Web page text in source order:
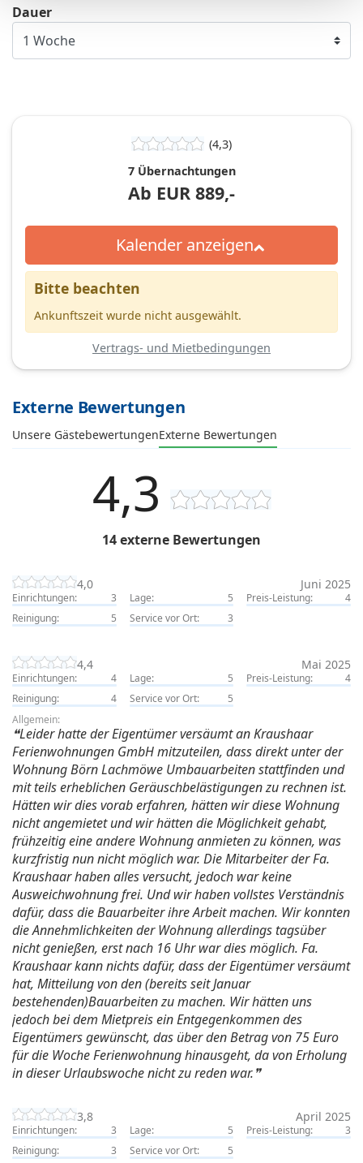
Dauer
(4,3)
7 Übernachtungen
Ab EUR 889,-
Kalender anzeigen
Bitte beachten
Ankunftszeit wurde nicht ausgewählt.
Vertrags- und Mietbedingungen
Externe Bewertungen
Unsere GästebewertungenExterne Bewertungen
4,3
14 externe Bewertungen
4,0 Juni 2025
Einrichtungen: 3 Lage: 5 Preis-Leistung:
4
Reinigung:
5 Service vor Ort: 3
4,4 Mai 2025
Einrichtungen: 4 Lage: 5 Preis-Leistung:
4
Reinigung:
4 Service vor Ort:
5
Allgemein:
Leider hatte der Eigentümer versäumt an Kraushaar
Ferienwohnungen GmbH mitzuteilen, dass direkt unter der
Wohnung Börn Lachmöwe Umbauarbeiten stattfinden und
mit teils erheblichen Geräuschbelästigungen zu rechnen ist.
Hätten wir dies vorab erfahren, hätten wir diese Wohnung
nicht angemietet und wir hätten die Möglichkeit gehabt,
frühzeitig eine andere Wohnung anmieten zu können, was
kurzfristig nun nicht möglich war. Die Mitarbeiter der Fa.
Kraushaar haben alles versucht, jedoch war keine
Ausweichwohnung frei. Und wir haben vollstes Verständnis
dafür, dass die Bauarbeiter ihre Arbeit machen. Wir konnten
die Annehmlichkeiten der Wohnung allerdings tagsüber
nicht genießen, erst nach 16 Uhr war dies möglich. Fa.
Kraushaar kann nichts dafür, dass der Eigentümer versäumt
hat, Mitteilung von den (bereits seit Januar
bestehenden)Bauarbeiten zu machen. Wir hätten uns
jedoch bei dem Mietpreis ein Entgegenkommen des
Eigentümers gewünscht, das über den Betrag von 75 Euro
für die Woche Ferienwohnung hinausgeht, da von Erholung
in dieser Urlaubswoche nicht zu reden war.
3,8 April 2025
Einrichtungen: 3 Lage: 5 Preis-Leistung:
3
Reinigung:
3 Service vor Ort:
5